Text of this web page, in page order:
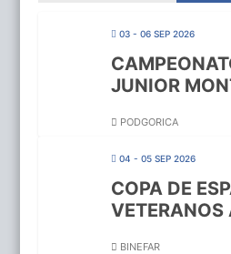
03 - 06 SEP 2026
JUNIOR
PODGORICA
04 - 05 SEP 2026
COPA DE
VETERANOS
BINEFAR